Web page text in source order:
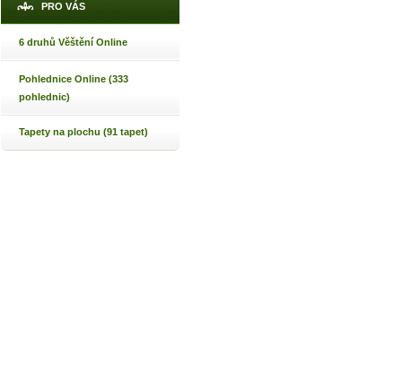
PRO VÁS
6 druhů Věštění Online
Pohlednice Online (333
pohlednic)
Tapety na plochu (91 tapet)